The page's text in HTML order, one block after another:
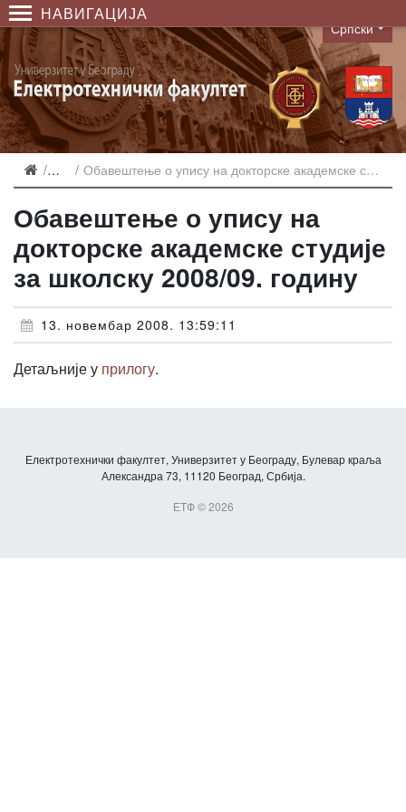
НАВИГАЦИЈА
Language
Српски
ВестиОбавештење о упису на докторске академске студије за школску 2008/09. годину
Обавештење о упису на
докторске академске студије
за школску 2008/09. годину
13. новембар 2008. 13:59:11
Детаљније у прилогу.
Електротехнички факултет, Универзитет у Београду, Булевар краља
Александра 73, 11120 Београд, Србија.
ЕТФ © 2026